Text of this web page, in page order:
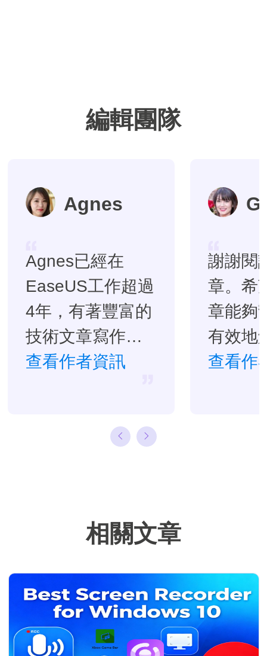
編輯團隊
Agnes
Agnes已經在
EaseUS工作超過
4年，有著豐富的
技術文章寫作經
驗。目前，寫過
理或備份還原相
查看作者資訊
謝謝閱
章。希
章能夠
有效地
題。…
查看作
相關文章